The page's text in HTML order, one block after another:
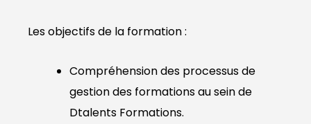
Les objectifs de la formation :
Compréhension des processus de
gestion des formations au sein de
Dtalents Formations.